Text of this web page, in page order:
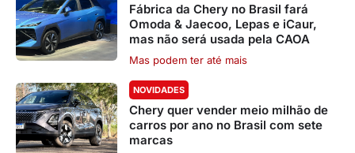
Fábrica da Chery no Brasil fará
Omoda & Jaecoo, Lepas e iCaur,
mas não será usada pela CAOA
Mas podem ter até mais
NOVIDADES
Chery quer vender meio milhão de
carros por ano no Brasil com sete
marcas